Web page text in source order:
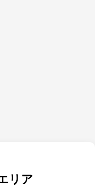
リア